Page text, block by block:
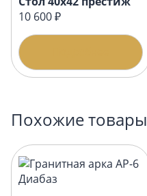
10 600 ₽
Похожие товары